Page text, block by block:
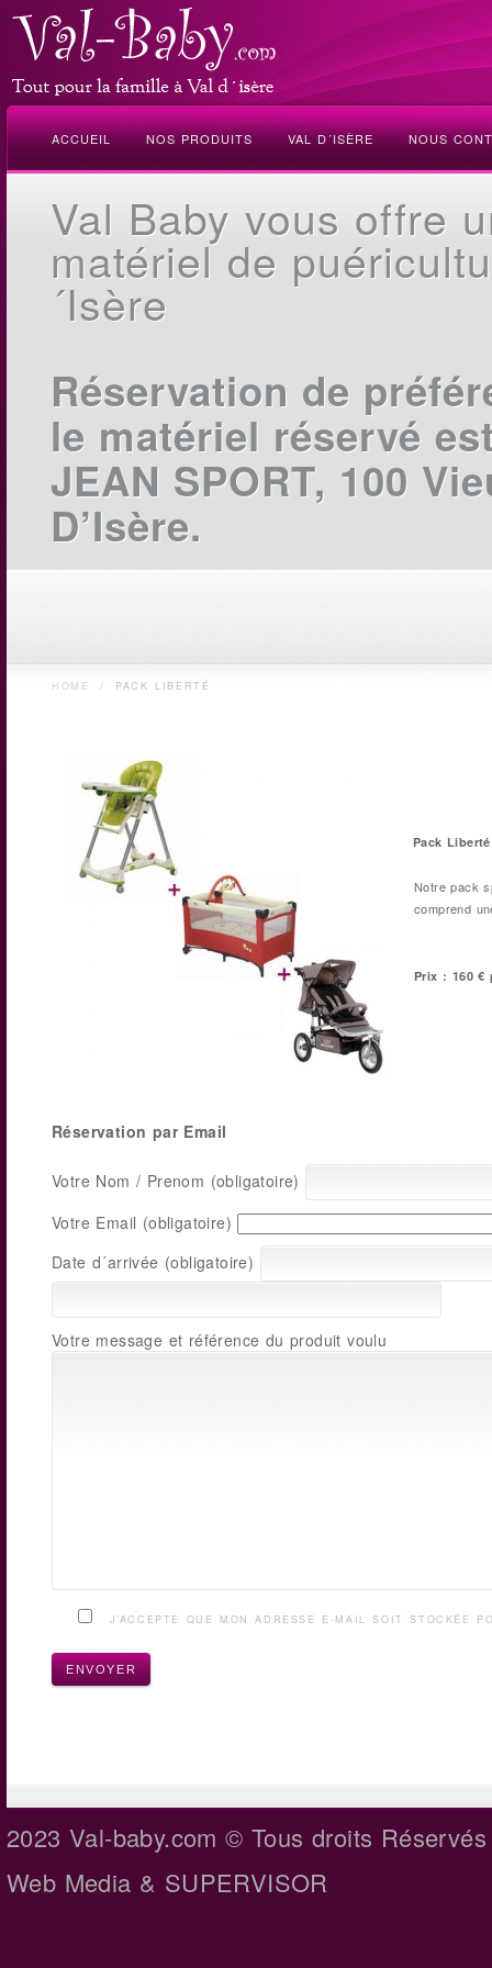
ACCUEIL NOS PRODUITS VAL D´ISÈRE NOUS
Val Baby vous offre
matériel de
´Isère
Réservation de
le matériel réservé
JEAN SPORT, 100
D’Isère.
HOME / PACK LIBERTÉ
Pack
Notre pack
comprend
Prix : 160 €
Réservation par Email
Votre Nom / Prenom (obligatoire)
Votre Email (obligatoire)
Date d´arrivée (obligatoire)
Votre message et référence du produit voulu
J’ACCEPTE QUE MON ADRESSE E-MAIL SOIT STOCKÉE
2023 Val-baby.com © Tous droits Réservés
Web Media & SUPERVISOR